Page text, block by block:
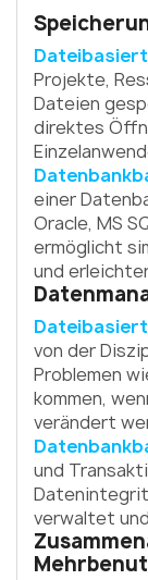
Dateibasiert
Projekte,
Dateien
direktes
einer
Oracle, MS
ermöglicht
und
Dateibasiert
von der
Problemen
kommen,
verändert
und
verwaltet